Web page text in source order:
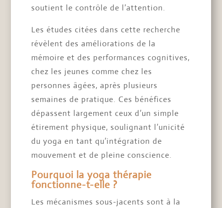
soutient le contrôle de l’attention.
Les études citées dans cette recherche
révèlent des améliorations de la
mémoire et des performances cognitives,
chez les jeunes comme chez les
personnes âgées, après plusieurs
semaines de pratique. Ces bénéfices
dépassent largement ceux d’un simple
étirement physique, soulignant l’unicité
du yoga en tant qu’intégration de
mouvement et de pleine conscience.
Pourquoi la yoga thérapie
fonctionne-t-elle ?
Les mécanismes sous-jacents sont à la